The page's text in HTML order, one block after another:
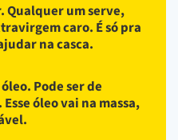
Qualquer um serve,
caro. É só pra
na casca.
Pode ser de
óleo vai na massa,